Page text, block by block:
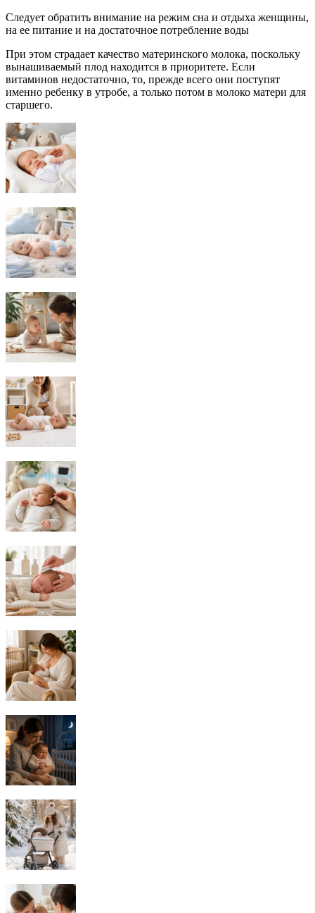
Следует обратить внимание на режим сна и отдыха женщины,
на ее питание и на достаточное потребление воды
При этом страдает качество материнского молока, поскольку
вынашиваемый плод находится в приоритете. Если
витаминов недостаточно, то, прежде всего они поступят
именно ребенку в утробе, а только потом в молоко матери для
старшего.